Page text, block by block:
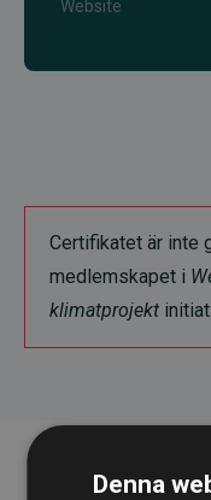
Website
Certifikatet är inte
medlemskapet i
klimatprojekt
Denna